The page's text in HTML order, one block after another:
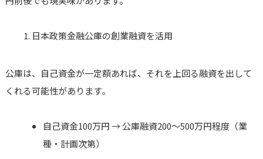
日本政策金融公庫の創業融資を活用
公庫は、自己資金が一定額あれば、それを上回る融資を出して
くれる可能性があります。
自己資金100万円 → 公庫融資200〜500万円程度（業
種・計画次第）